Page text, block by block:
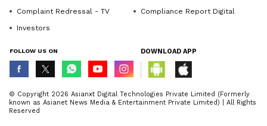
Complaint Redressal - TV
Compliance Report Digital
Investors
FOLLOW US ON DOWNLOAD APP
© Copyright 2026 Asianxt Digital Technologies Private Limited (Formerly
known as Asianet News Media & Entertainment Private Limited) | All Rights
Reserved